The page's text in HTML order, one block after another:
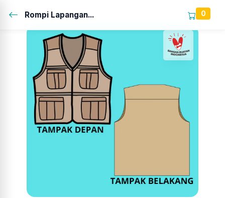
Rompi Lapangan... 0